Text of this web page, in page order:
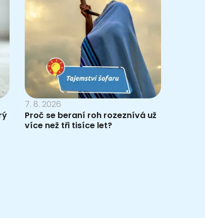
7. 8. 2026
Proč se beraní roh rozeznívá už
více než tři tisíce let?